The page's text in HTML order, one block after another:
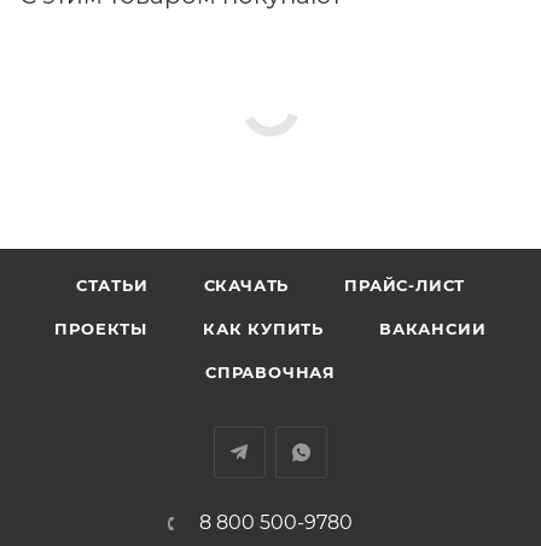
СТАТЬИ СКАЧАТЬ ПРАЙС-ЛИСТ
ПРОЕКТЫ КАК КУПИТЬ ВАКАНСИИ
СПРАВОЧНАЯ
8 800 500-9780